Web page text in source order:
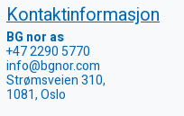
Kontaktinformasjon
BG nor as
+47 2290 5770
info@bgnor.com
Strømsveien 310,
1081, Oslo